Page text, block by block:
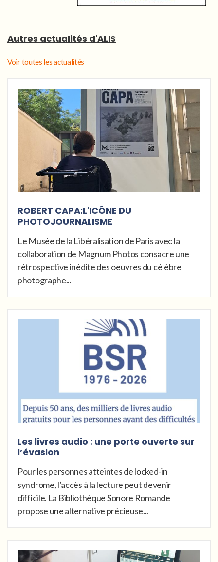
Autres actualités d'ALIS
Voir toutes les actualités
ROBERT CAPA:L'ICÔNE DU
PHOTOJOURNALISME
Le Musée de la Libéralisation de Paris avec la
collaboration de Magnum Photos consacre une
rétrospective inédite des oeuvres du célèbre
photographe...
Les livres audio : une porte ouverte sur
l’évasion
Pour les personnes atteintes de locked-in
syndrome, l’accès à la lecture peut devenir
difficile. La Bibliothèque Sonore Romande
propose une alternative précieuse...